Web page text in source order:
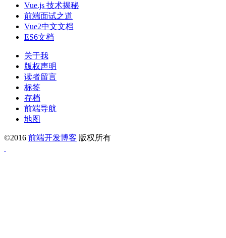
Vue.js 技术揭秘
前端面试之道
Vue2中文文档
ES6文档
关于我
版权声明
读者留言
标签
存档
前端导航
地图
©2016 前端开发博客 版权所有